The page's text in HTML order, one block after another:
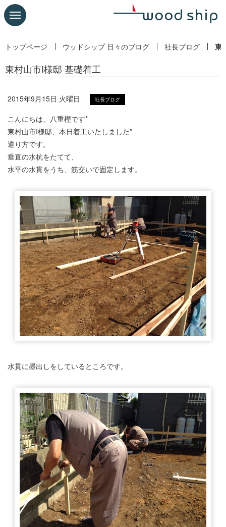
トップページ ウッドシップ 日々のブログ 社長ブログ 東
東村山市I様邸 基礎着工
2015年9月15日 火曜日 社長ブログ
こんにちは、八重樫です*
東村山市I様邸、本日着工いたしました*
遣り方です。
垂直の水杭をたてて、
水平の水貫をうち、筋交いで固定します。
水貫に墨出しをしているところです。